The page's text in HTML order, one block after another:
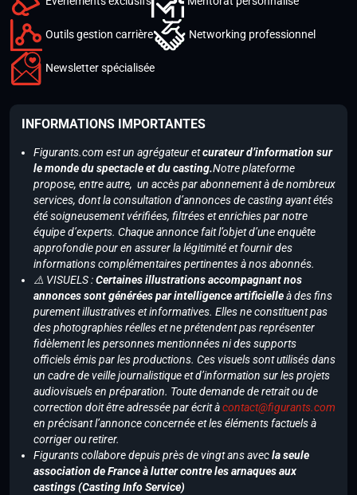
Outils gestion carrière Networking professionnel
Newsletter spécialisée
INFORMATIONS IMPORTANTES
Figurants.com est un agrégateur etcurateur d’information sur
le monde du spectacle et du casting.Notre plateforme
propose, entre autre, un accès par abonnement à de nombreux
services, dont la consultation d’annonces de casting ayant étés
été soigneusement vérifiées, filtrées et enrichies par notre
équipe d’experts. Chaque annonce fait l’objet d’une enquête
approfondie pour en assurer la légitimité et fournir des
informations complémentaires pertinentes à nos abonnés.
⚠️ VISUELS :Certaines illustrations accompagnant nos
annonces sont générées par intelligence artificielleà des fins
purement illustratives et informatives. Elles ne constituent pas
des photographies réelles et ne prétendent pas représenter
fidèlement les personnes mentionnées ni des supports
officiels émis par les productions. Ces visuels sont utilisés dans
un cadre de veille journalistique et d’information sur les projets
audiovisuels en préparation. Toute demande de retrait ou de
correction doit être adressée par écrit àcontact@figurants.com
en précisant l’annonce concernée et les éléments factuels à
corriger ou retirer.
Figurants collabore depuis près de vingt ans avecla seule
association de France à lutter contre les arnaques aux
castings (Casting Info Service)